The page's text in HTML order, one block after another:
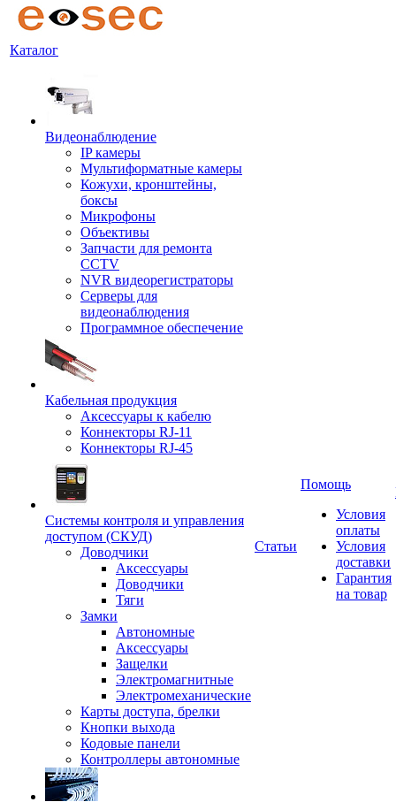
Каталог
Видеонаблюдение
IP камеры
Мультиформатные камеры
Кожухи, кронштейны,
боксы
Микрофоны
Объективы
Запчасти для ремонта
CCTV
NVR видеорегистраторы
Серверы для
видеонаблюдения
Программное обеспечение
Кабельная продукция
Аксессуары к кабелю
Коннекторы RJ-11
Коннекторы RJ-45
Системы контроля и управления
доступом (СКУД)
Доводчики
Аксессуары
Доводчики
Тяги
Замки
Автономные
Аксессуары
Защелки
Электромагнитные
Электромеханические
Карты доступа, брелки
Кнопки выхода
Кодовые панели
Контроллеры автономные
Статьи
Помощь
Условия
оплаты
Условия
доставки
Гарантия
на товар